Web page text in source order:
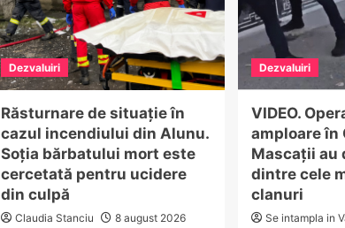
Dezvaluiri
Răsturnare de situație în
cazul incendiului din Alunu.
Soția bărbatului mort este
cercetată pentru ucidere
din culpă
Claudia Stanciu 8 august 2026
Dezvaluiri
VIDEO.
amploare în
Mascații au
dintre cele
clanuri
Se intampla in